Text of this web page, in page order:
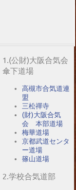
1.(公財)大阪合気会
傘下道場
高槻市合気道連
盟
三松禪寺
(財)大阪合気
会 本部道場
梅華道場
京都武道センタ
ー道場
篠山道場
2.学校合気道部